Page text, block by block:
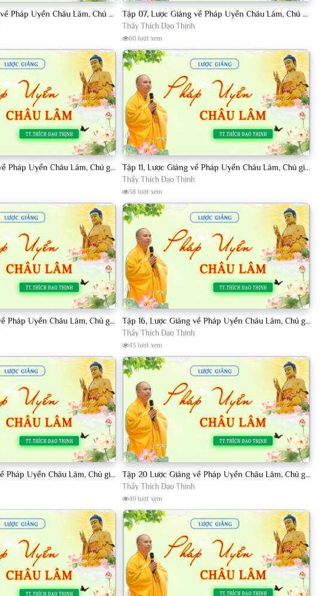
Tập 08, Lược Giảng về Pháp Uyển Châu Lâm, Chủ giảng TT. Thích Đạo Thịnh. Tập 07, Lược Giảng về Pháp Uyển Châu Lâm, Chủ giảng TT Thích Đạo Thịnh
Thầy Thích Đạo Thịnh
60 lượt xem
Tập 10, Lược Giảng về Pháp Uyển Châu Lâm, Chủ giảng TT. Thích Đạo Thịnh Tập 11, Lược Giảng về Pháp Uyển Châu Lâm, Chủ giảng TT Thích Đạo Thịnh
Thầy Thích Đạo Thịnh
38 lượt xem
Tập 15, Lược Giảng về Pháp Uyển Châu Lâm, Chủ giảng TT Thích Đạo Thịnh Tập 16, Lược Giảng về Pháp Uyển Châu Lâm, Chủ giảng TT Thích Đạo Thịnh
Thầy Thích Đạo Thịnh
43 lượt xem
Tập 19 Lược Giảng về Pháp Uyển Châu Lâm, Chủ giảng TT. Thích Đạo Thịnh. Tập 20 Lược Giảng về Pháp Uyển Châu Lâm, Chủ giảng TT. Thích Đạo Thịnh
Thầy Thích Đạo Thịnh
40 lượt xem